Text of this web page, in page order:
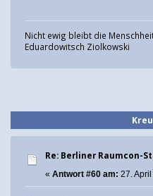
Nicht ewig bleibt die
Eduardowitsch Ziolkowski
Re: Berliner Raumcon-
« Antwort #60 am: 27.